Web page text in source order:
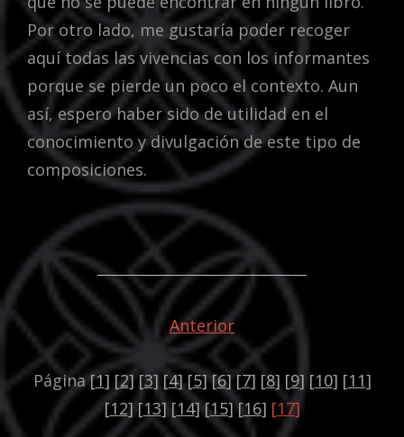
Por otro lado, me gustaría poder recoger
aquí todas las vivencias con los informantes
porque se pierde un poco el contexto. Aun
así, espero haber sido de utilidad en el
conocimiento y divulgación de este tipo de
composiciones.
Anterior
Página[1] [2] [3] [4] [5] [6] [7] [8] [9] [10] [11]
[12] [13][14] [15] [16] [17]